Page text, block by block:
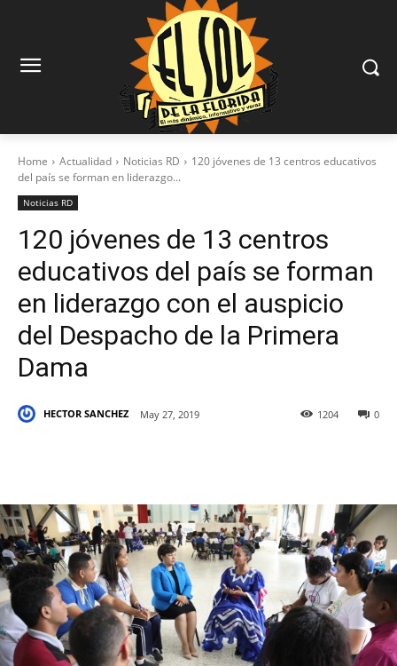
Home Actualidad Noticias RD
120 jóvenes de 13 centros educativos
del país se forman en liderazgo...
Noticias RD
120 jóvenes de 13 centros
educativos del país se forman
en liderazgo con el auspicio
del Despacho de la Primera
Dama
HECTOR SANCHEZ May 27, 2019 0
1204